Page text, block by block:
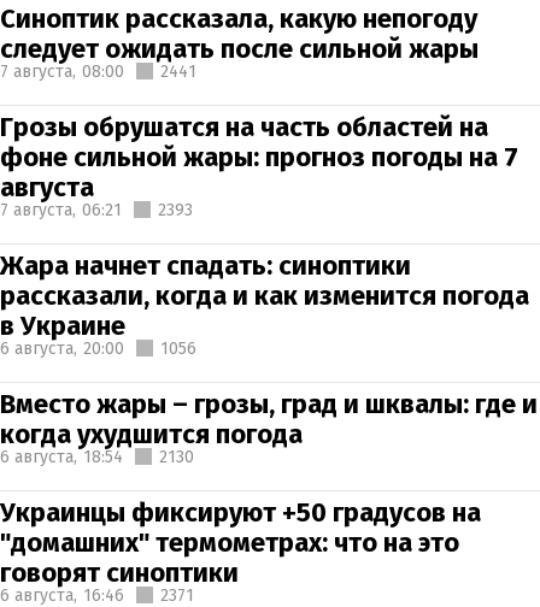
Синоптик рассказала, какую непогоду
следует ожидать после сильной жары
7 августа, 08:00 2441
Грозы обрушатся на часть областей на
фоне сильной жары: прогноз погоды на 7
августа
7 августа, 06:21 2393
Жара начнет спадать: синоптики
рассказали, когда и как изменится погода
в Украине
6 августа, 20:00 1056
Вместо жары – грозы, град и шквалы: где и
когда ухудшится погода
6 августа, 18:54 2130
Украинцы фиксируют +50 градусов на
"домашних" термометрах: что на это
говорят синоптики
6 августа, 16:46 2371